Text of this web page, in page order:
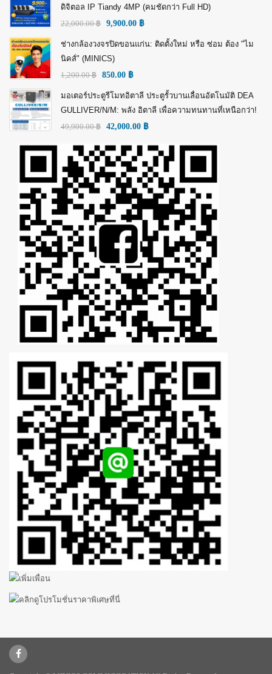
ดิจิตอล IP Tiandy 4MP (คมชัดกว่า Full HD)
22,000.00฿ 9,900.00 ฿
ช่างกล้องวงจรปิดขอนแก่น: ติดตั้งใหม่ หรือ ซ่อม ต้อง "ไม
นิคส์" (MINICS)
1,200.00฿ 850.00 ฿
มอเตอร์ประตูรีโมทอิตาลี ประตูรั้วบานเลื่อนอัตโนมัติ DEA
GULLIVER/N/M: พลัง อิตาลี เพื่อความทนทานที่เหนือกว่า!
49,900.00฿ 42,000.00 ฿